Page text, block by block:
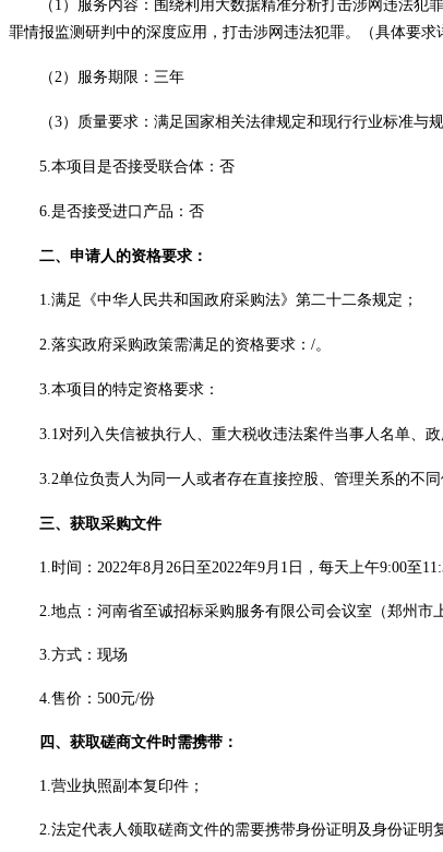
（ 1）服务内容：围绕利用大数据精准分析打击涉网违法犯
罪情报监测研判中的深度应用，打击涉网违法犯罪。（具体要求
（2）服务期限：三年
（3）质量要求：满足国家相关法律规定和现行行业标准与
5.本项目是否接受联合体：否
6.是否接受进口产品：否
二、申请人的资格要求：
1.满足《中华人民共和国政府采购法》第二十二条规定；
2.落实政府采购政策需满足的资格要求：/。
3.本项目的特定资格要求：
3.1对列入失信被执行人、重大税收违法案件当事人名单、
3.2单位负责人为同一人或者存在直接控股、管理关系的不
三、获取采购文件
1.时间：2022年8月26日至2022年9月1日，每天上午9:00至
2.地点：河南省至诚招标采购服务有限公司会议室（郑州市
3.方式：现场
4.售价：500元/份
四、获取磋商文件时需携带：
1.营业执照副本复印件；
2.法定代表人领取磋商文件的需要携带身份证明及身份证明